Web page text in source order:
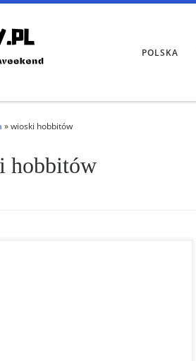
POLSKA
»wioski hobbitów
hobbitów